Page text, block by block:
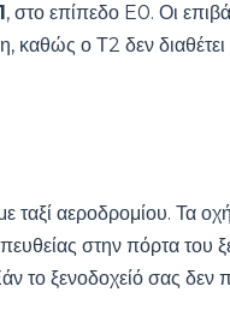
, στο επίπεδο E0. Οι
καθώς ο Τ2 δεν διαθέτει
αεροδρομίου. Τα
στην πόρτα του
το ξενοδοχείό σας δεν